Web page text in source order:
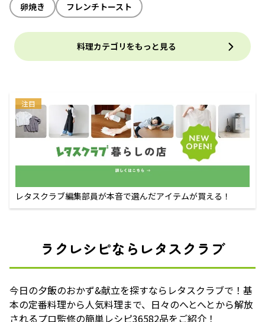
卵焼き
フレンチトースト
料理カテゴリをもっと見る
注目
レタスクラブ編集部員が本音で選んだアイテムが買える！
ラクレシピならレタスクラブ
今日の夕飯のおかず&献立を探すならレタスクラブで！基
本の定番料理から人気料理まで、日々のへとへとから解放
されるプロ監修の簡単レシピ36582品をご紹介！